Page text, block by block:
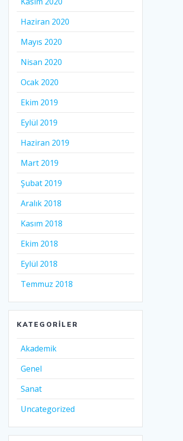
Haziran 2020
Mayıs 2020
Nisan 2020
Ocak 2020
Ekim 2019
Eylül 2019
Haziran 2019
Mart 2019
Şubat 2019
Aralık 2018
Kasım 2018
Ekim 2018
Eylül 2018
Temmuz 2018
KATEGORILER
Akademik
Genel
Sanat
Uncategorized